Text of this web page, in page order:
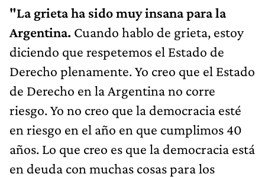
"La grieta ha sido muy insana para la
Argentina. Cuando hablo de grieta, estoy
diciendo que respetemos el Estado de
Derecho plenamente. Yo creo que el Estado
de Derecho en la Argentina no corre
riesgo. Yo no creo que la democracia esté
en riesgo en el año en que cumplimos 40
años. Lo que creo es que la democracia está
en deuda con muchas cosas para los